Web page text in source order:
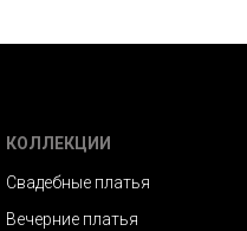
КОЛЛЕКЦИИ
Свадебные платья
Вечерние платья